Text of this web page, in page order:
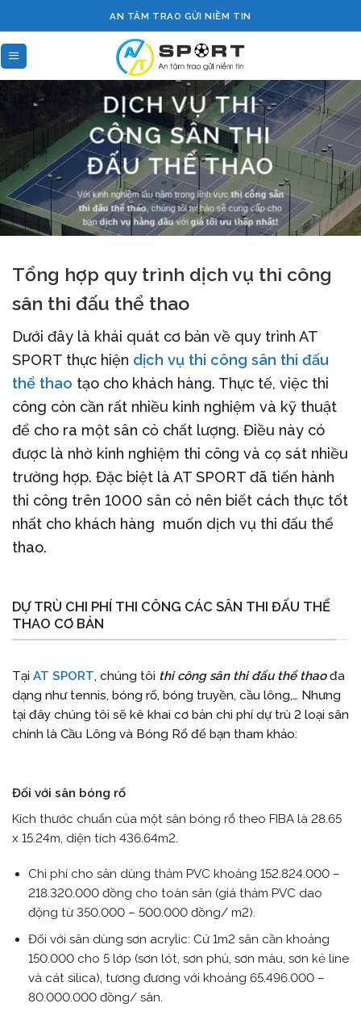
to
content
AN TÂM TRAO GỬI NIỀM TIN
DỊCH VỤ THI
CÔNG SÂN THI
ĐẤU THỂ THAO
Với kinh nghiệm lâu năm trong lĩnh vực thi công sân
thi đấu thể thao, chúng tôi tự hào sẽ cung cấp cho
bạndịch vụ hàng đầuvớigiá tối ưu thấp nhất!
Tổng hợp quy trình dịch vụ thi công
sân thi đấu thể thao
Dưới đây là khái quát cơ bản về quy trình AT
SPORT thực hiện dịch vụ thi công sân thi đấu
thể thao tạo cho khách hàng. Thực tế, việc thi
công còn cần rất nhiều kinh nghiệm và kỹ thuật
để cho ra một sân cỏ chất lượng. Điều này có
được là nhờ kinh nghiệm thi công và cọ sát nhiều
trường hợp. Đặc biệt là AT SPORT đã tiến hành
thi công trên 1000 sân cỏ nên biết cách thực tốt
nhất cho khách hàng muốn dịch vụ thi đấu thể
thao.
DỰ TRÙ CHI PHÍ THI CÔNG CÁC SÂN THI ĐẤU THỂ
THAO CƠ BẢN
Tại AT SPORT, chúng tôi thi công sân thi đấu thể thaođa
dạng như tennis, bóng rổ, bóng truyền, cầu lông,… Nhưng
tại đây chúng tôi sẽ kê khai cơ bản chi phí dự trù 2 loại sân
chính là Cầu Lông và Bóng Rổ để bạn tham khảo:
Đối với sân bóng rổ
Kích thước chuẩn của một sân bóng rổ theo FIBA là 28.65
x 15.24m, diện tích 436.64m2.
Chi phí cho sân dùng thảm PVC khoảng 152.824.000 –
218.320.000 đồng cho toàn sân (giá thảm PVC dao
động từ 350.000 – 500.000 đồng/ m2).
Đối với sân dùng sơn acrylic: Cứ 1m2 sân cần khoảng
150.000 cho 5 lớp (sơn lót, sơn phủ, sơn màu, sơn kẻ line
và cát silica), tương đương với khoảng 65.496.000 –
80.000.000 đồng/ sân.